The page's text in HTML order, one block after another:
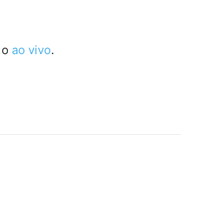
ao vivo.